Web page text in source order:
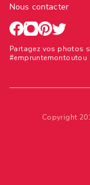
Nous contacter
Partagez vos photos
#empruntemontoutou
Copyright